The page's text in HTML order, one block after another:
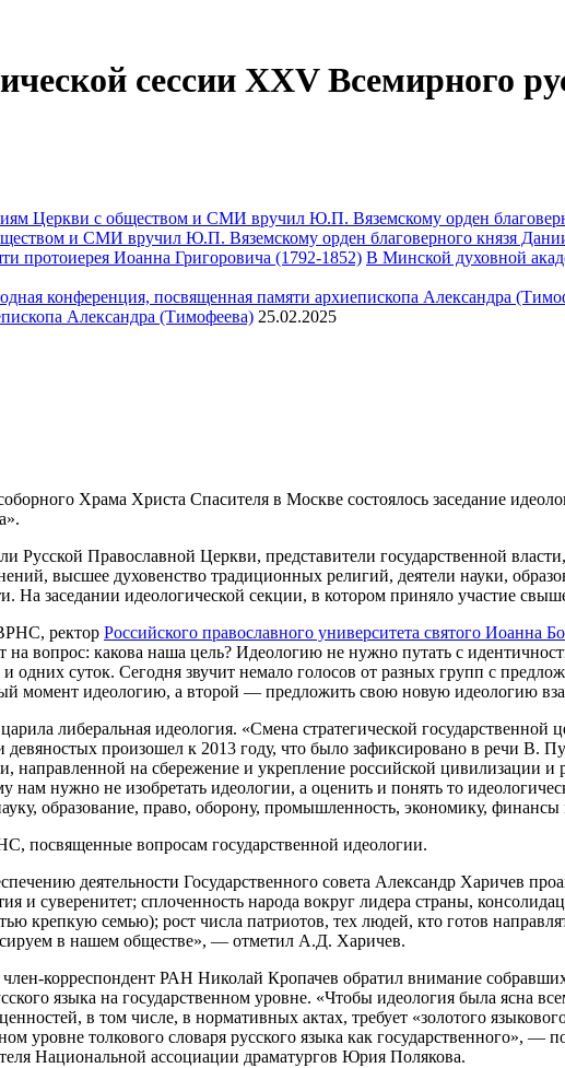
сессии XXV Всемирного
и СМИ вручил Ю.П. Вяземскому орден благоверного князя
В Минской духовной
Александра (Тимофеева) 25.02.2025
Храма Христа Спасителя в Москве состоялось заседание
Русской Православной Церкви, представители государственной
высшее духовенство традиционных религий, деятели науки,
На заседании идеологической секции, в котором приняло участие
ректор Российского православного университета святого Иоанна
вопрос: какова наша цель? Идеологию не нужно путать с
и одних суток. Сегодня звучит немало голосов от разных групп с
момент идеологию, а второй — предложить свою новую идеологию
либеральная идеология. «Смена стратегической
произошел к 2013 году, что было зафиксировано в речи В.
на сбережение и укрепление российской цивилизации и
нам нужно не изобретать идеологии, а оценить и понять то
образование, право, оборону, промышленность, экономику, финансы
посвященные вопросам государственной идеологии.
деятельности Государственного совета Александр Харичев
и суверенитет; сплоченность народа вокруг лидера страны,
крепкую семью); рост числа патриотов, тех людей, кто готов
в нашем обществе», — отметил А.Д. Харичев.
член-корреспондент РАН Николай Кропачев обратил внимание
языка на государственном уровне. «Чтобы идеология была ясна
в том числе, в нормативных актах, требует «золотого
уровне толкового словаря русского языка как государственного»,
Национальной ассоциации драматургов Юрия Полякова.